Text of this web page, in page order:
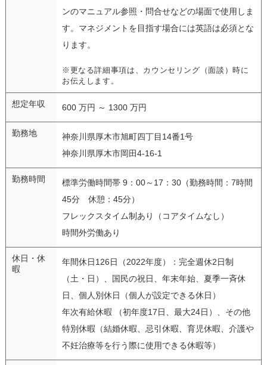
ンのマニュアル参照・問合せなどの場面で使用しま
す。マネジメントを目指す場合には英語は必須とな
ります。
※更なる詳細事項は、カウンセリング（面談）時に
お伝えします。
想定年収 600 万円 ～ 1300 万円
勤務地
神奈川県厚木市旭町四丁目14番1号
神奈川県厚木市岡田4-16-1
勤務時間
標準労働時間帯 9：00～17：30（勤務時間：7時間
45分 休憩：45分）
フレックスタイム制あり（コアタイムなし）
時間外労働あり
休日・休
暇
年間休日126日（2022年度）：完全週休2日制
（土・日）、国民の祝日、年末年始、夏季一斉休
日、個人別休日（個人が設定できる休日）
年次有給休暇 （初年度17日、最大24日）、その他
特別休暇（結婚休暇、忌引休暇、育児休暇、介護や
不妊治療等を行う際に使用できる休暇等）